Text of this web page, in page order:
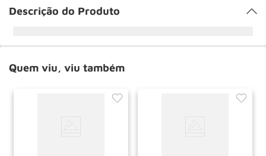
Descrição do Produto
Quem viu, viu também